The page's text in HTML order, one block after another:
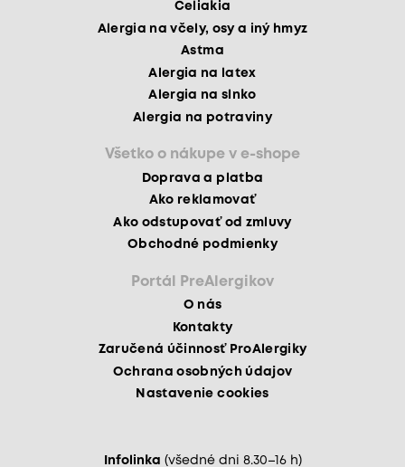
Celiakia
Alergia na včely, osy a iný hmyz
Astma
Alergia na latex
Alergia na slnko
Alergia na potraviny
Všetko o nákupe v e-shope
Doprava a platba
Ako reklamovať
Ako odstupovať od zmluvy
Obchodné podmienky
Portál PreAlergikov
O nás
Kontakty
Zaručená účinnosť ProAlergiky
Ochrana osobných údajov
Nastavenie cookies
Infolinka (všedné dni 8.30–16 h)